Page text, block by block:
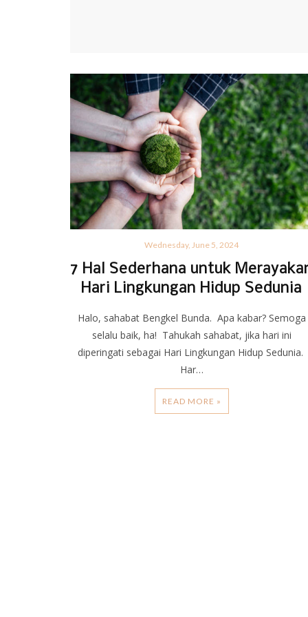
Wednesday, June 5, 2024
7 Hal Sederhana untuk
Hari Lingkungan Hidup Sedunia
Halo, sahabat Bengkel Bunda. Apa kabar? Semoga
selalu baik, ha! Tahukah sahabat, jika hari ini
diperingati sebagai Hari Lingkungan Hidup Sedunia.
Har…
READ MORE »